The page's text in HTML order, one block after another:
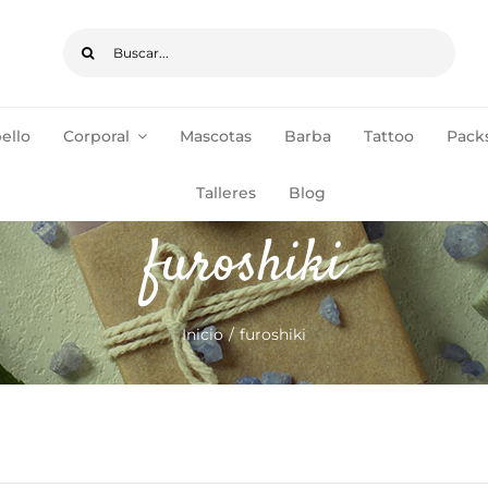
Corporal Mascotas Barba Tattoo
Talleres Blog
ENVÍOS GRATIS pedidos de +35€
furoshiki
Inicio furoshiki